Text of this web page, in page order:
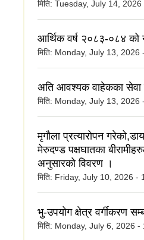
मिति: Tuesday, July 14, 2026
आर्थिक वर्ष २०८३-०८४ को
मिति: Monday, July 13, 2026
अति आवश्यक वाहेकका सेवा
मिति: Monday, July 13, 2026
मृगौला प्रत्यारोपन
मेरुदण्ड पक्षघातका
अनुसारको विवरण ।
मिति: Friday, July 10, 2026 -
भु-उपयोग क्षेत्र वर्गीकरण
मिति: Monday, July 6, 2026 -